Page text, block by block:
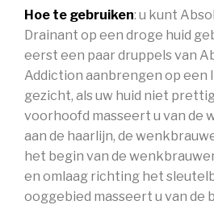
Hoe te gebruiken: u kunt
Drainant op een droge huid
eerst een paar druppels van
Addiction aanbrengen op een
gezicht, als uw huid niet
voorhoofd masseert u van de
aan de haarlijn, de
het begin van de
en omlaag richting het
ooggebied masseert u van de